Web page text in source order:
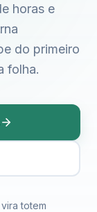
horas e
do primeiro
folha.
totem